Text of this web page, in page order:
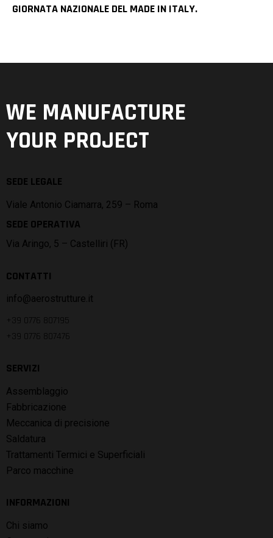
GIORNATA NAZIONALE DEL MADE IN ITALY.
WE MANUFACTURE
YOUR PROJECT
SEDE LEGALE
Viale Antonio Ciamarra, 259 – Roma
SEDE OPERATIVA
Via Aringo, 5 – Castelliri (FR)
CONTATTI
info@aerostrutture.it
+39 0776 807195
+39 0776 807476
SERVIZI
Assemblaggio
Fabbricazione
Meccanica di precisione
Saldatura
Trattamenti Termici e Superficiali
Parco macchine
INFORMAZIONI
Chi siamo